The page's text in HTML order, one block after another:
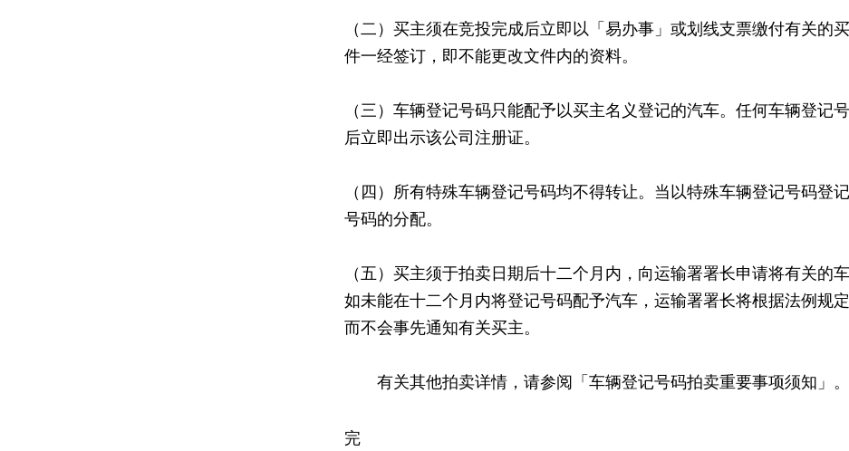
（二）买主须在竞投完成后立即以「易办事」或划线支票缴付有关
件一经签订，即不能更改文件内的资料。
（三）车辆登记号码只能配予以买主名义登记的汽车。任何车辆登
后立即出示该公司注册证。
（四）所有特殊车辆登记号码均不得转让。当以特殊车辆登记号码
号码的分配。
（五）买主须于拍卖日期后十二个月内，向运输署署长申请将有关
如未能在十二个月内将登记号码配予汽车，运输署署长将根据法例规
而不会事先通知有关买主。
有关其他拍卖详情，请参阅「车辆登记号码拍卖重要事项须知」
完